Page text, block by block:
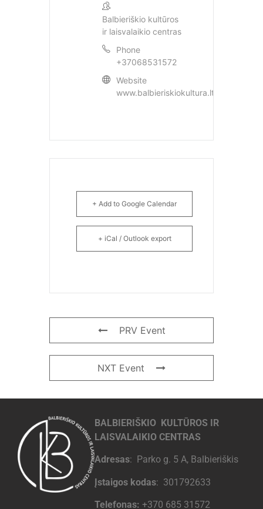
Balbieriškio kultūros
ir laisvalaikio centras
Phone
+37068531572
Website
www.balbieriskiokultura.lt
+ Add to Google Calendar
+ iCal / Outlook export
PRV Event
NXT Event
BALBIERIŠKIO KULTŪROS IR
LAISVALAIKIO CENTRAS
Adresas: Parko g. 5 A, Balbieriškis
Įstaigos kodas: 301792633
Telefonas: +370 685 31572